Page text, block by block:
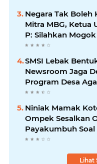
Negara Tak Boleh
Mitra MBG, Ketua
P: Silahkan
Ganti Kantin
SMSI Lebak
Newsroom Jaga
Program Desa Agar Bisa Maju
dan Mandiri
Niniak Mamak
Ompek Sesalkan
Payakumbuh Soal
Demi Jabatan
Lihat